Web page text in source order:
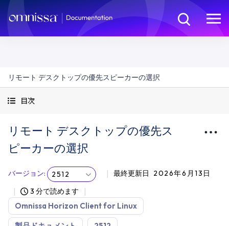
リモート デスクトップの優先スピーカーの選択
目次
リモート デスクトップの優先ス
ピーカーの選択
バージョン: 2512 最終更新日
2026年6月13日
3 分で読めます
Omnissa Horizon Client for Linux